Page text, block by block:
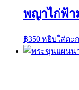
พญาไก่ฟ้า
฿350 หยิบใส่ตะ